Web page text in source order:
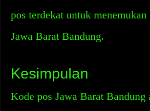
pos terdekat untuk menemukan
Jawa Barat Bandung.
Kesimpulan
Kode pos Jawa Barat Bandung